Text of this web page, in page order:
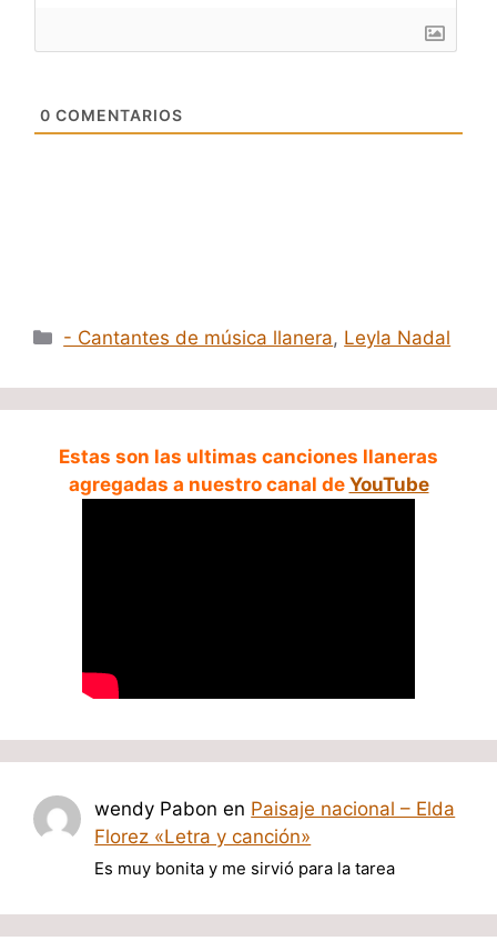
0 COMENTARIOS
Categorías
- Cantantes de música llanera, Leyla Nadal
Estas son las ultimas canciones llaneras
agregadas a nuestro canal de YouTube
wendy Pabon en Paisaje nacional – Elda
Florez «Letra y canción»
Es muy bonita y me sirvió para la tarea